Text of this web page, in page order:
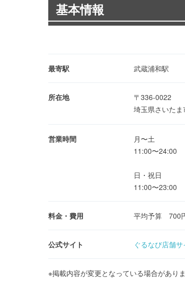
基本情報
最寄駅 武蔵浦和駅
所在地
〒336-0022
埼玉県さいた
営業時間
月〜土
11:00〜24:00
日・祝日
11:00〜23:00
料金・費用 平均予算 700
公式サイト ぐるなび店舗サ
※掲載内容が変更となっている場合があり